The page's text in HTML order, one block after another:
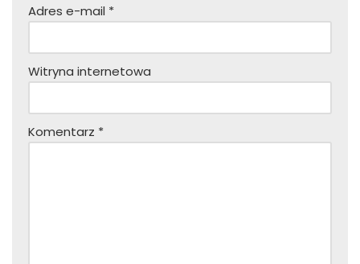
Adres e-mail *
Witryna internetowa
Komentarz *